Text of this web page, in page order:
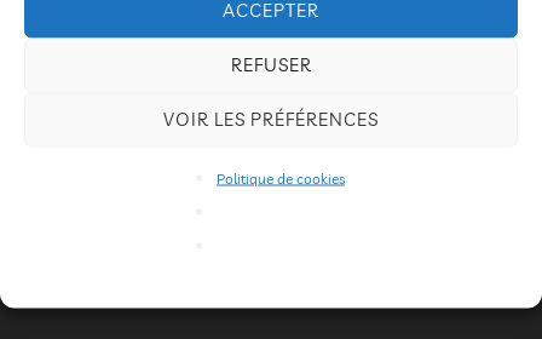
ACCEPTER
REFUSER
VOIR LES PRÉFÉRENCES
Politique de cookies
L’autre autoritaire, minutieuse et un brin joueuse,
COMÉDIENNES • Jessica ROS, Charlotte KOLLY